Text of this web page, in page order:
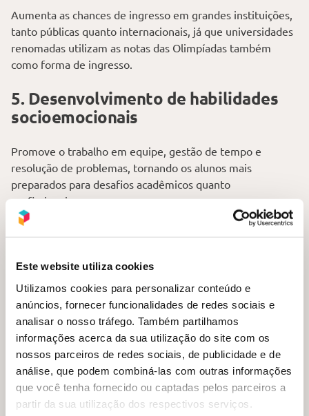
Este website utiliza cookies
Utilizamos cookies para personalizar conteúdo e
anúncios, fornecer funcionalidades de redes sociais e
analisar o nosso tráfego. Também partilhamos
informações acerca da sua utilização do site com os
nossos parceiros de redes sociais, de publicidade e de
análise, que podem combiná-las com outras informações
que você tenha fornecido ou captadas pelos parceiros a
partir da sua utilização dos respectivos serviços.
Aumenta as chances de ingresso em grandes instituições,
tanto públicas quanto internacionais, já que universidades
renomadas utilizam as notas das Olimpíadas também
como forma de ingresso.
5. Desenvolvimento de habilidades
socioemocionais
Promove o trabalho em equipe, gestão de tempo e
resolução de problemas, tornando os alunos mais
preparados para desafios acadêmicos quanto
profissionais.
Por isso, as Olimpíadas Científicas representam uma
o nível acadêmico dos alunos e fazê-los desenvolver